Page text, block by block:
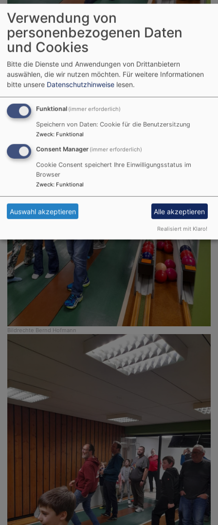
Bildrechte Bernd Hofmann
Bildrechte Bernd Hofmann
Verwendung von
personenbezogenen Daten
und Cookies
Bitte die Dienste und Anwendungen von Drittanbietern
auswählen, die wir nutzen möchten. Für weitere Informationen
bitte unsere Datenschutzhinweise lesen.
Funktional (immer erforderlich)
Speichern von Daten: Cookie für die Benutzersitzung
Zweck: Funktional
Consent Manager (immer erforderlich)
Cookie Consent speichert Ihre Einwilligungsstatus im
Browser
Zweck: Funktional
Auswahl akzeptieren Alle akzeptieren
Realisiert mit Klaro!